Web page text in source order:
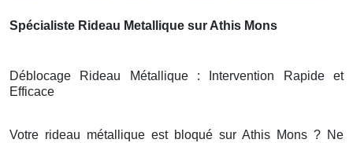
Spécialiste Rideau Metallique sur Athis Mons
Déblocage Rideau Métallique : Intervention Rapide et
Efficace
Votre rideau métallique est bloqué sur Athis Mons ? Ne